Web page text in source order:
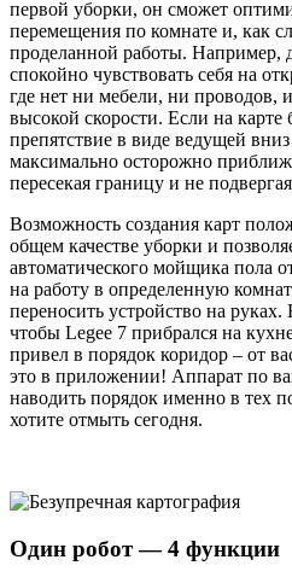
первой уборки, он сможет
перемещения по комнате и, как
проделанной работы. Например,
спокойно чувствовать себя на
где нет ни мебели, ни проводов,
высокой скорости. Если на карте
препятствие в виде ведущей
максимально осторожно
пересекая границу и не
Возможность создания карт
общем качестве уборки и
автоматического мойщика пола
на работу в определенную
переносить устройство на
чтобы Legee 7 прибрался на
привел в порядок коридор – от
это в приложении! Аппарат по
наводить порядок именно в тех
хотите отмыть сегодня.
Один робот — 4 функции